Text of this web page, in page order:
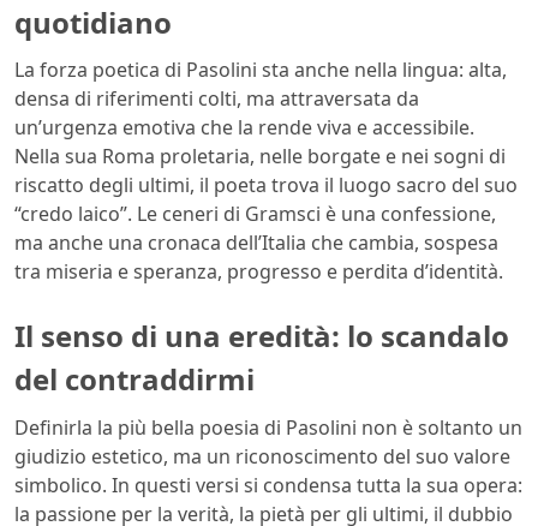
quotidiano
La forza poetica di Pasolini sta anche nella lingua: alta,
densa di riferimenti colti, ma attraversata da
un’urgenza emotiva che la rende viva e accessibile.
Nella sua Roma proletaria, nelle borgate e nei sogni di
riscatto degli ultimi, il poeta trova il luogo sacro del suo
“credo laico”. Le ceneri di Gramsci è una confessione,
ma anche una cronaca dell’Italia che cambia, sospesa
tra miseria e speranza, progresso e perdita d’identità.
Il senso di una eredità: lo scandalo
del contraddirmi
Definirla la più bella poesia di Pasolini non è soltanto un
giudizio estetico, ma un riconoscimento del suo valore
simbolico. In questi versi si condensa tutta la sua opera:
la passione per la verità, la pietà per gli ultimi, il dubbio